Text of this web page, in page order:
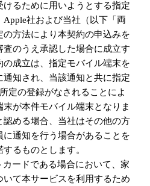
けるために用いようとする指定
社および当社（以下「両
方法により本契約の申込みを
のうえ承認した場合に成立す
の成立は、指定モバイル端末を
知され、当該通知と共に指定
定の登録がなされることによ
末が本件モバイル端末となりま
める場合、当社はその他の方
通知を行う場合があることを
るものとします。
カードである場合において、家
て本サービスを利用するため